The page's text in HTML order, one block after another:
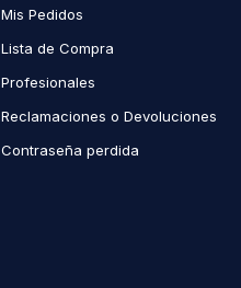
Mis Pedidos
Lista de Compra
Profesionales
Reclamaciones o Devoluciones
Contraseña perdida